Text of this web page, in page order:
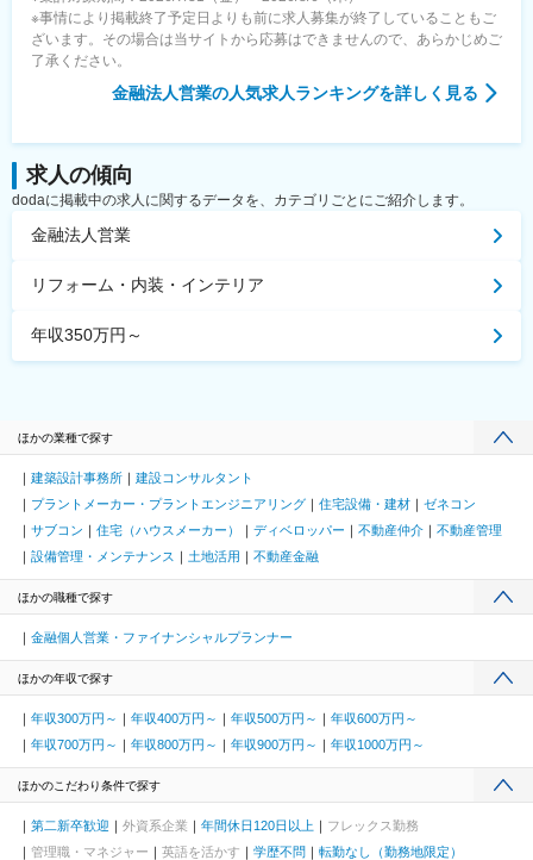
※事情により掲載終了予定日よりも前に求人募集が終了していることもご
ざいます。その場合は当サイトから応募はできませんので、あらかじめご
了承ください。
金融法人営業の人気求人ランキングを詳しく見る
求人の傾向
dodaに掲載中の求人に関するデータを、カテゴリごとにご紹介します。
金融法人営業
リフォーム・内装・インテリア
年収350万円～
ほかの業種で探す
建築設計事務所
建設コンサルタント
プラントメーカー・プラントエンジニアリング
住宅設備・建材
ゼネコン
サブコン
住宅（ハウスメーカー） ディベロッパー 不動産仲介
不動産管理
設備管理・メンテナンス
土地活用 不動産金融
ほかの職種で探す
金融個人営業・ファイナンシャルプランナー
ほかの年収で探す
年収300万円～ 年収400万円～ 年収500万円～
年収600万円～
年収700万円～
年収800万円～ 年収900万円～ 年収1000万円～
ほかのこだわり条件で探す
第二新卒歓迎 外資系企業 年間休日120日以上
フレックス勤務
管理職・マネジャー
英語を活かす 学歴不問
転勤なし（勤務地限定）